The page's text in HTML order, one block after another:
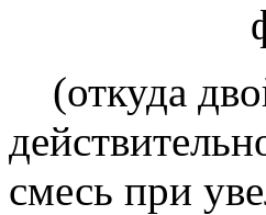
(откуда
смесь при